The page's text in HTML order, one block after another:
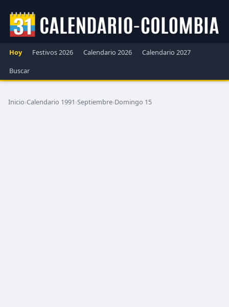
Hoy Festivos 2026 Calendario 2026
Calendario 2027
Buscar
Inicio›Calendario 1991›Septiembre›Domingo 15